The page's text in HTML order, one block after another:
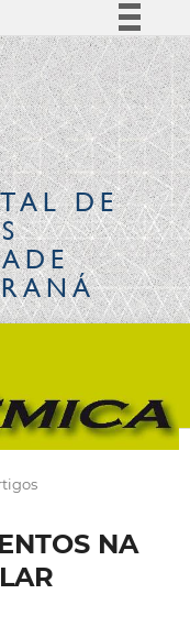
Simplifique!
Comunica BR
Participe
à informação
Legislação
CanaisDE
NA